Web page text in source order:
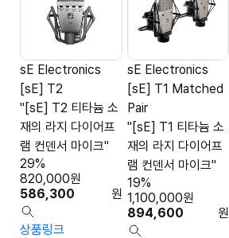
sE Electronics
[sE] T2
"[sE] T2 티타늄 소
재의 라지 다이어프
램 컨덴서 마이크"
586,300 원
820,000원
29%
상품링크
sE Electronics
[sE] T1 Matched
Pair
"[sE] T1 티타늄 소
재의 라지 다이어프
램 컨덴서 마이크"
894,600 원
1,100,000원
19%